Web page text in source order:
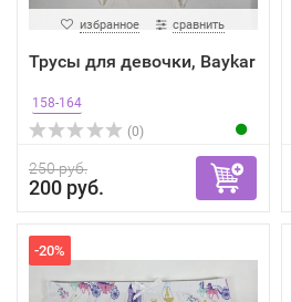
избранное сравнить
Трусы для девочки, Baykar
158-164
(0)
250 руб.
200 руб.
-20%